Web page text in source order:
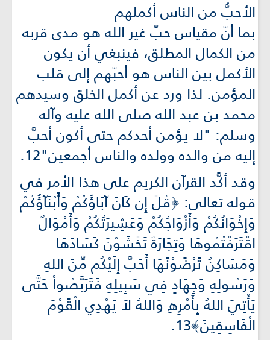
الأحبُّ من الناس أكملهم
بما أنّ مقياس حبِّ غير الله هو مدى قربه
من الكمال المطلق، فينبغي أن يكون
الأكمل بين الناس هو أحبّهم إلى قلب
المؤمن. لذا ورد عن أكمل الخلق وسيدهم
محمد بن عبد الله صلى الله عليه وآله
وسلم: "لا يؤمن أحدكم حتى أكون أحبَّ
إليه من والده وولده والناس أجمعين"12.
وقد أكَّد القرآن الكريم على هذا الأمر في
قوله تعالى: ﴿قُلْ إِن كَانَ آبَاؤُكُمْ وَأَبْنَآؤُكُمْ
وَإِخْوَانُكُمْ وَأَزْوَاجُكُمْ وَعَشِيرَتُكُمْ وَأَمْوَالٌ
اقْتَرَفْتُمُوهَا وَتِجَارَةٌ تَخْشَوْنَ كَسَادَهَا
وَمَسَاكِنُ تَرْضَوْنَهَا أَحَبَّ إِلَيْكُم مِّنَ اللهِ
وَرَسُولِهِ وَجِهَادٍ فِي سَبِيلِهِ فَتَرَبَّصُواْ حَتَّى
يَأْتِيَ اللهُ بِأَمْرِهِ وَاللهُ لاَ يَهْدِي الْقَوْمَ
الْفَاسِقِينَ﴾13.